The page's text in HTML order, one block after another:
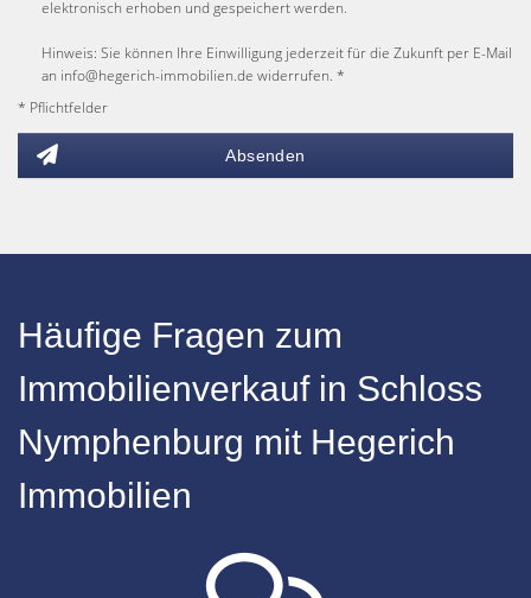
elektronisch erhoben und gespeichert werden.
Hinweis: Sie können Ihre Einwilligung jederzeit für die Zukunft per E-Mail
an info@hegerich-immobilien.de widerrufen. *
* Pflichtfelder
Absenden
Häufige Fragen zum
Immobilienverkauf in Schloss
Nymphenburg mit Hegerich
Immobilien